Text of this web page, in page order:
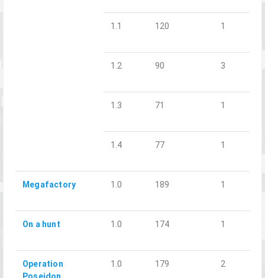
1.1 120 1
1.2 90 3
1.3 71 1
1.4 77 1
Megafactory 1.0 189 1
On a hunt 1.0 174 1
Operation
1.0 179 2